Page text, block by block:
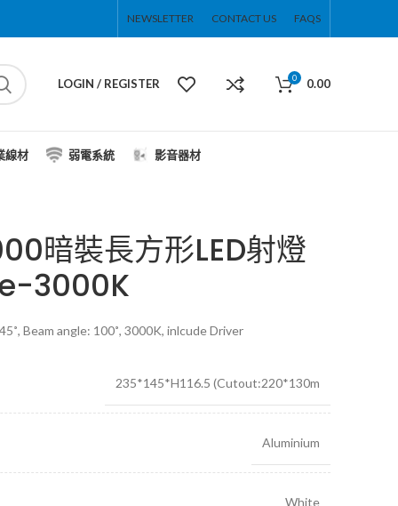
NEWSLETTER CONTACT US FAQS
LOGIN / REGISTER 0 0.00
線材 弱電系統 影音器材
暗裝長方形LED射燈
3000K
Beam angle: 100˚, 3000K, inlcude Driver
235*145*H116.5 (Cutout:220*130m
Aluminium
White